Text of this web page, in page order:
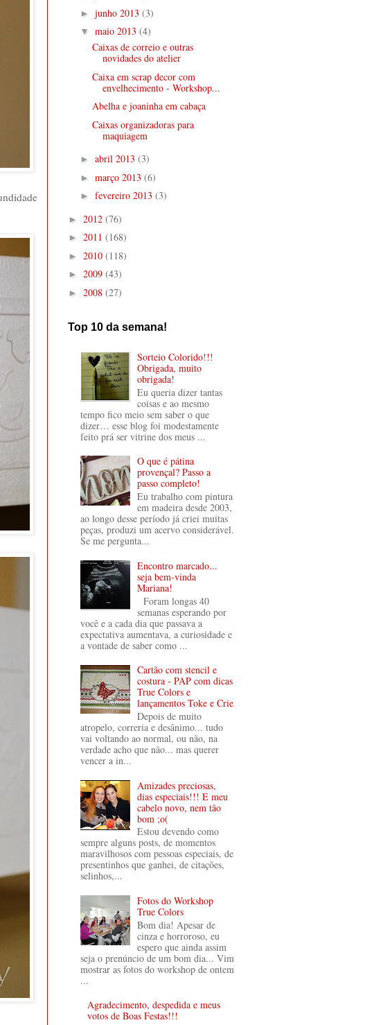
► junho 2013 (3)
▼ maio 2013 (4)
Caixas de correio e outras
novidades do atelier
Caixa em scrap decor com
envelhecimento - Workshop...
Abelha e joaninha em cabaça
Caixas organizadoras para
maquiagem
► abril 2013 (3)
► março 2013 (6)
► fevereiro 2013 (3)
► 2012 (76)
► 2011 (168)
► 2010 (118)
► 2009 (43)
► 2008 (27)
Top 10 da semana!
Sorteio Colorido!!!
Obrigada, muito
obrigada!
Eu queria dizer tantas
coisas e ao mesmo
tempo fico meio sem saber o que
dizer… esse blog foi modestamente
feito prá ser vitrine dos meus ...
O que é pátina
provençal? Passo a
passo completo!
Eu trabalho com pintura
em madeira desde 2003,
ao longo desse período já criei muitas
peças, produzi um acervo considerável.
Se me pergunta...
Encontro marcado...
seja bem-vinda
Mariana!
Foram longas 40
semanas esperando por
você e a cada dia que passava a
expectativa aumentava, a curiosidade e
a vontade de saber como ...
Cartão com stencil e
costura - PAP com dicas
True Colors e
lançamentos Toke e Crie
Depois de muito
atropelo, correria e desânimo... tudo
vai voltando ao normal, ou não, na
verdade acho que não... mas querer
vencer a in...
Amizades preciosas,
dias especiais!!! E meu
cabelo novo, nem tão
bom ;o(
Estou devendo como
sempre alguns posts, de momentos
maravilhosos com pessoas especiais, de
presentinhos que ganhei, de citações,
selinhos,...
Fotos do Workshop
True Colors
Bom dia! Apesar de
cinza e horroroso, eu
espero que ainda assim
seja o prenúncio de um bom dia... Vim
mostrar as fotos do workshop de ontem
...
Agradecimento, despedida e meus
votos de Boas Festas!!!